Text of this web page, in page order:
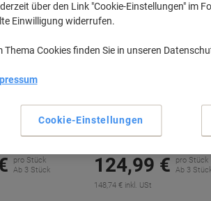
pro Stück
Ab 3 Stück
Hell Cyan, Hell Magenta
124,99 €
pro Stück
Ab 3
148,74 € inkl. USt
über den Link "Cookie-Einstellungen" im
Einwilligung widerrufen.
Cookies finden Sie in unseren
Cookie-Einstellungen